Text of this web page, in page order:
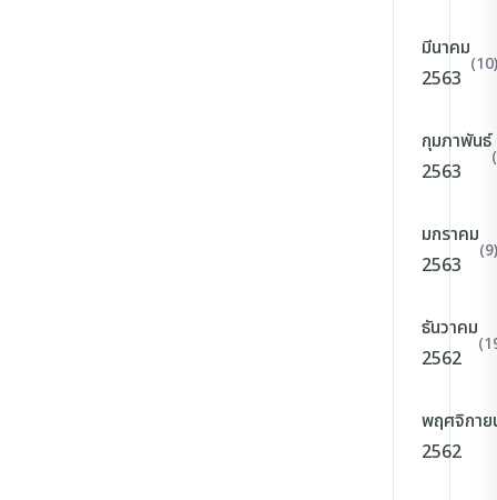
มีนาคม
2563
(10)
กุมภาพันธ์
2563
มกราคม
2563
(9)
ธันวาคม
2562
พฤศจิกาย
2562